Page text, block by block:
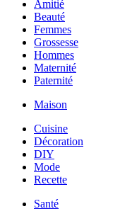
Amitié
Beauté
Femmes
Grossesse
Hommes
Maternité
Paternité
Maison
Cuisine
Décoration
DIY
Mode
Recette
Santé